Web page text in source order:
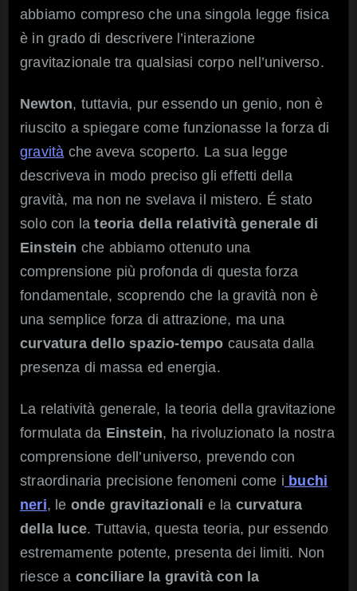
abbiamo compreso che una singola legge fisica
è in grado di descrivere l’interazione
gravitazionale tra qualsiasi corpo nell’universo.
Newton, tuttavia, pur essendo un genio, non è
riuscito a spiegare come funzionasse la forza di
gravità che aveva scoperto. La sua legge
descriveva in modo preciso gli effetti della
gravità, ma non ne svelava il mistero. É stato
solo con la teoria della relatività generale di
Einstein che abbiamo ottenuto una
comprensione più profonda di questa forza
fondamentale, scoprendo che la gravità non è
una semplice forza di attrazione, ma una
curvatura dello spazio-tempo causata dalla
presenza di massa ed energia.
La relatività generale, la teoria della gravitazione
formulata da Einstein, ha rivoluzionato la nostra
comprensione dell’universo, prevendo con
straordinaria precisione fenomeni come i buchi
neri, le onde gravitazionali e la curvatura
della luce. Tuttavia, questa teoria, pur essendo
estremamente potente, presenta dei limiti. Non
riesce a conciliare la gravità con la